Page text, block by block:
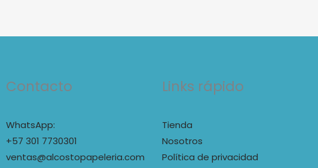
Contacto
WhatsApp:
+57 301 7730301
ventas@alcostopapeleria.com
Links rápido
Tienda
Nosotros
Política de privacidad